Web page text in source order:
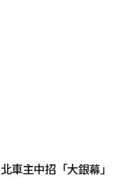
車主中招「大銀幕」